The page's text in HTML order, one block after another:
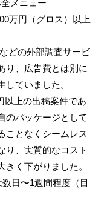
メニュー
万円（グロス）以上
どの外部調査サービ
り、広告費とは別に
ていました。
以上の出稿案件であ
のパッケージとして
ことなくシームレス
り、実質的なコスト
く下がりました。
日〜1週間程度（目